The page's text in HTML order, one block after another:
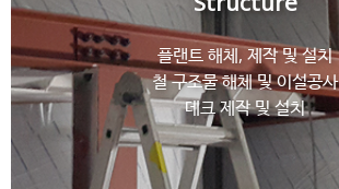
플랜트 해체, 제작 및 설치
철 구조물 해체 및 이설공사
데크 제작 및 설치